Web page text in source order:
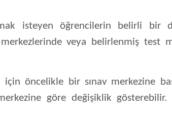
isteyen öğrencilerin belirli bir
merkezlerinde veya belirlenmiş test
için öncelikle bir sınav merkezine
göre değişiklik